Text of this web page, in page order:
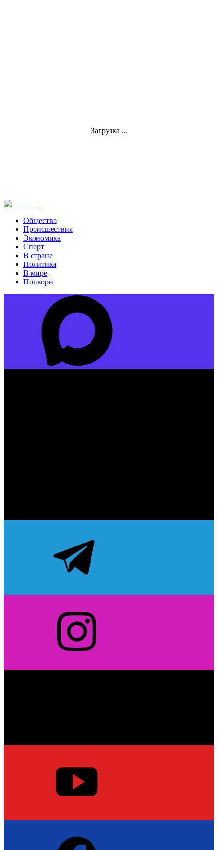
Загрузка ...
Общество
Происшествия
Экономика
Спорт
В стране
Политика
В мире
Попкорн